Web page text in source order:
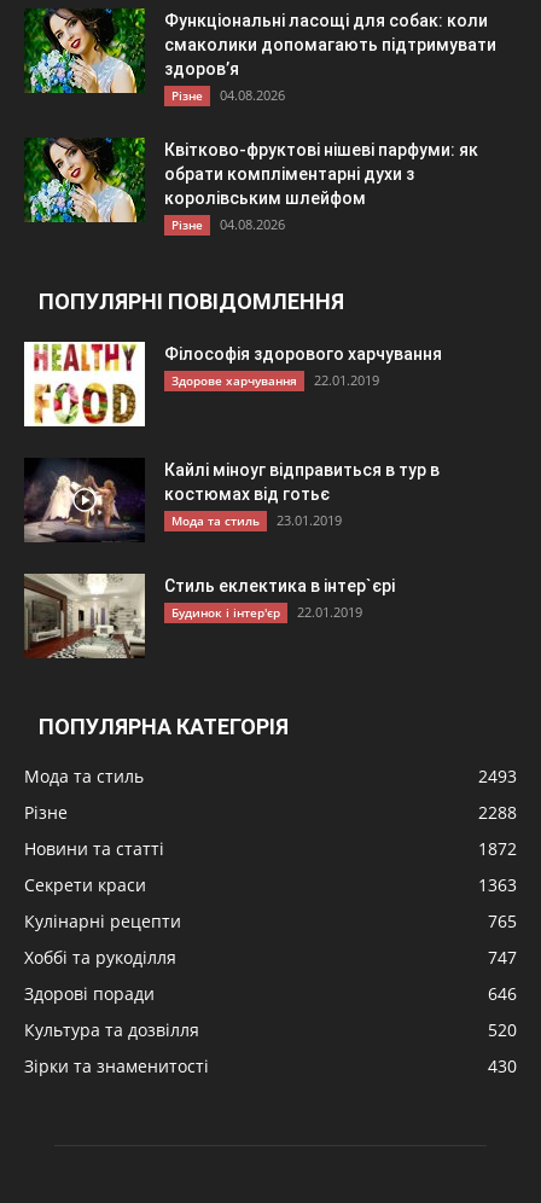
Функціональні ласощі для собак: коли
смаколики допомагають підтримувати
здоров’я
Різне 04.08.2026
Квітково-фруктові нішеві парфуми: як
обрати компліментарні духи з
королівським шлейфом
Різне 04.08.2026
ПОПУЛЯРНІ ПОВІДОМЛЕННЯ
Філософія здорового харчування
Здорове харчування 22.01.2019
Кайлі міноуг відправиться в тур в
костюмах від готьє
Мода та стиль 23.01.2019
Стиль еклектика в інтер`єрі
Будинок і інтер'єр 22.01.2019
ПОПУЛЯРНА КАТЕГОРІЯ
Мода та стиль
2493
Різне
2288
Новини та статті
1872
Секрети краси
1363
Кулінарні рецепти
765
Хоббі та рукоділля
747
Здорові поради
646
Культура та дозвілля
520
Зірки та знаменитості
430